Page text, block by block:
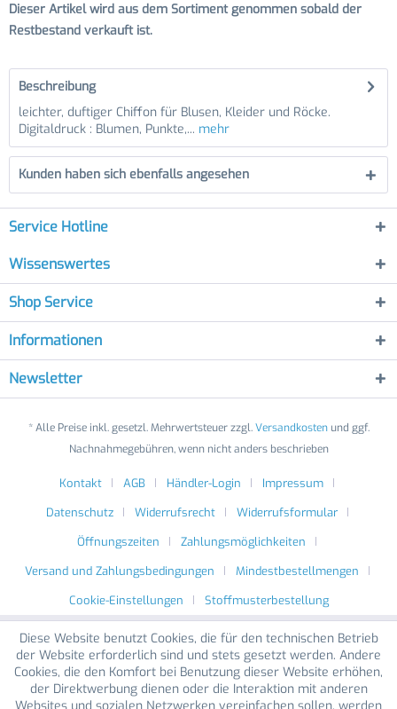
Dieser Artikel wird aus dem Sortiment genommen sobald der
Restbestand verkauft ist.
Beschreibung
leichter, duftiger Chiffon für Blusen, Kleider und Röcke.
Digitaldruck : Blumen, Punkte,... mehr
Kunden haben sich ebenfalls angesehen
Service Hotline
Wissenswertes
Shop Service
Informationen
Newsletter
* Alle Preise inkl. gesetzl. Mehrwertsteuer zzgl.Versandkostenund ggf.
Nachnahmegebühren, wenn nicht anders beschrieben
Kontakt AGB Händler-Login
Impressum
Datenschutz
Widerrufsrecht
Widerrufsformular
Öffnungszeiten
Zahlungsmöglichkeiten
Versand und Zahlungsbedingungen
Mindestbestellmengen
Cookie-Einstellungen
Stoffmusterbestellung
Diese Website benutzt Cookies, die für den technischen Betrieb
der Website erforderlich sind und stets gesetzt werden. Andere
Cookies, die den Komfort bei Benutzung dieser Website erhöhen,
der Direktwerbung dienen oder die Interaktion mit anderen